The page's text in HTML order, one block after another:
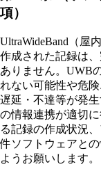
項）
UltraWideBand（屋
作成された記録は
ありません。UWB
れない可能性や危
遅延・不達等が発
の情報連携が適切
る記録の作成状況
件ソフトウェアと
ようお願いします。